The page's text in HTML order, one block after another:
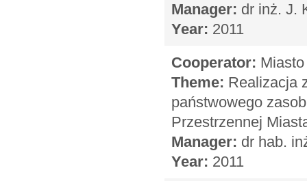
Manager: dr inż. J.
Year: 2011
Cooperator:
Theme: Realizacja
państwowego
Przestrzennej
Manager: dr hab.
Year: 2011